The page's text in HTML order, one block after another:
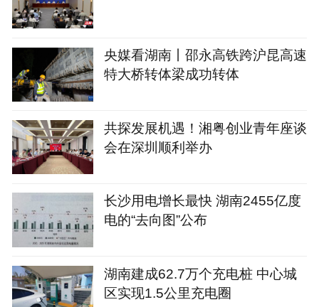
央媒看湖南丨邵永高铁跨沪昆高速
特大桥转体梁成功转体
共探发展机遇！湘粤创业青年座谈
会在深圳顺利举办
长沙用电增长最快 湖南2455亿度
电的“去向图”公布
湖南建成62.7万个充电桩 中心城
区实现1.5公里充电圈